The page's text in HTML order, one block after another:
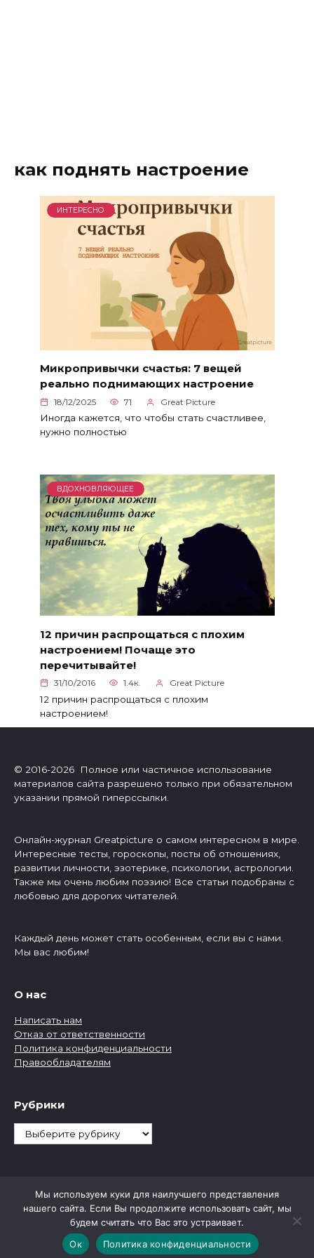
как поднять настроение
ИНТЕРЕСНО
Микропривычки счастья: 7 вещей
реально поднимающих настроение
18/12/2025 71 Great Picture
Иногда кажется, что чтобы стать счастливее,
нужно полностью
ВДОХНОВЛЯЮЩЕЕ
12 причин распрощаться с плохим
настроением! Почаще это
перечитывайте!
31/10/2016 1.4к. Great Picture
12 причин распрощаться с плохим
настроением!
© 2016-2026 Полное или частичное использование
материалов сайта разрешено только при обязательном
указании прямой гиперссылки.
Онлайн-журнал Greatpicture о самом интересном в мире.
Интересные тесты, гороскопы, посты об отношениях,
развитии личности, эзотерике, психологии, астрологии.
Также мы очень любим поэзию! Все статьи подобраны с
любовью для дорогих читателей.
Каждый день может стать особенным, если вы с нами.
Мы вас любим!
О нас
Написать нам
Отказ от ответственности
Политика конфиденциальности
Правообладателям
Рубрики
Рубрики
Мы используем куки для наилучшего представления
нашего сайта. Если Вы продолжите использовать сайт, мы
будем считать что Вас это устраивает.
Ок
Политика конфиденциальности